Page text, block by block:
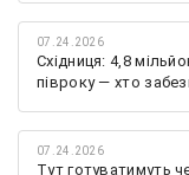
07.24.2026
Східниця: 4,8
півроку — хто
07.24.2026
Тут готуватимуть